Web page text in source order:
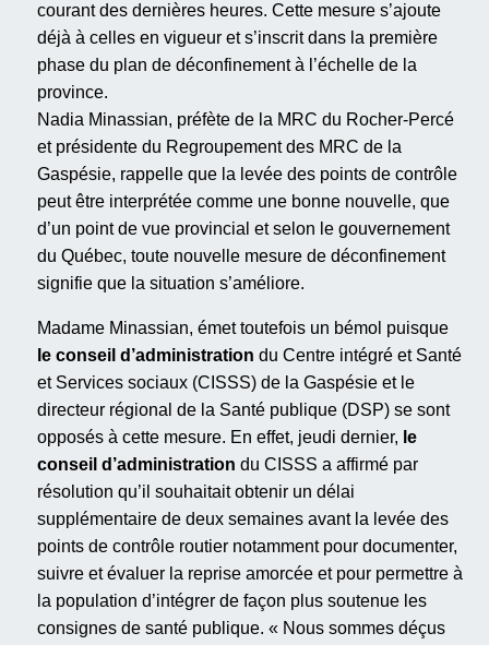
courant des dernières heures. Cette mesure s’ajoute
déjà à celles en vigueur et s’inscrit dans la première
phase du plan de déconfinement à l’échelle de la
province.
Nadia Minassian, préfète de la MRC du Rocher-Percé
et présidente du Regroupement des MRC de la
Gaspésie, rappelle que la levée des points de contrôle
peut être interprétée comme une bonne nouvelle, que
d’un point de vue provincial et selon le gouvernement
du Québec, toute nouvelle mesure de déconfinement
signifie que la situation s’améliore.
Madame Minassian, émet toutefois un bémol puisque
le conseil d’administration du Centre intégré et Santé
et Services sociaux (CISSS) de la Gaspésie et le
directeur régional de la Santé publique (DSP) se sont
opposés à cette mesure. En effet, jeudi dernier, le
conseil d’administration du CISSS a affirmé par
résolution qu’il souhaitait obtenir un délai
supplémentaire de deux semaines avant la levée des
points de contrôle routier notamment pour documenter,
suivre et évaluer la reprise amorcée et pour permettre à
la population d’intégrer de façon plus soutenue les
consignes de santé publique. « Nous sommes déçus